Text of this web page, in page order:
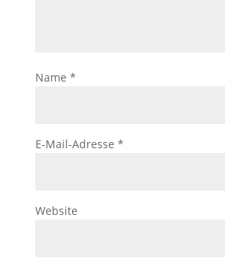
Name *
E-Mail-Adresse *
Website